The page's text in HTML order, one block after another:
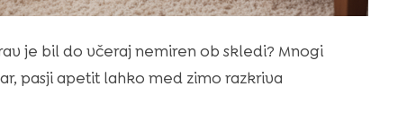
je bil do včeraj nemiren ob skledi? Mnogi
pasji apetit lahko med zimo razkriva